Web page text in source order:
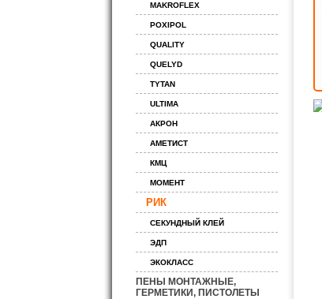
MAKROFLEX
POXIPOL
QUALITY
QUELYD
TYTAN
ULTIMA
АКРОН
АМЕТИСТ
КМЦ
МОМЕНТ
РИК
СЕКУНДНЫЙ КЛЕЙ
ЭДП
ЭКОКЛАСС
ПЕНЫ МОНТАЖНЫЕ,
ГЕРМЕТИКИ, ПИСТОЛЕТЫ